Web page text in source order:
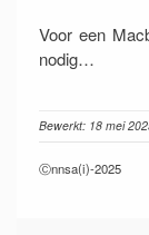
Voor een
nodig…
Bewerkt: 18 mei
Ⓒnnsa(i)-2025